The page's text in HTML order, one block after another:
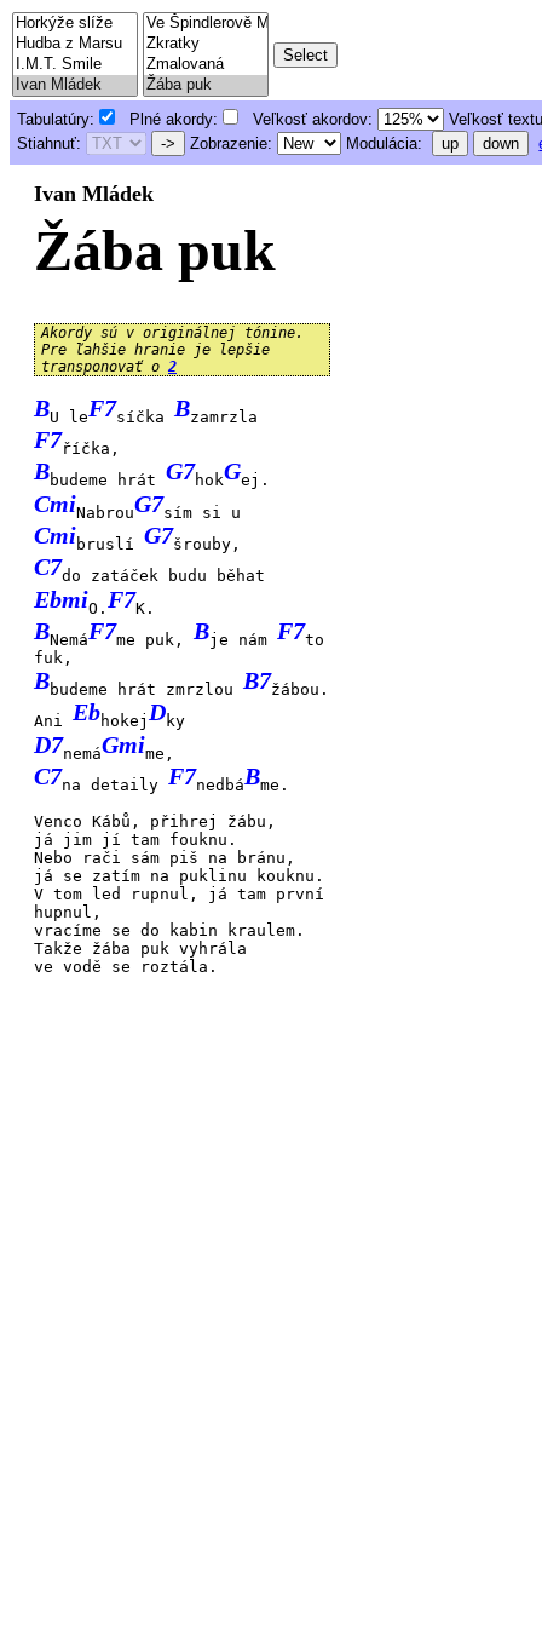
Tabulatúry: Plné akordy: Veľkosť akordov:
Veľkosť
Stiahnuť:
-> Zobrazenie: Modulácia: up down
Ivan Mládek
Žába puk
Akordy sú v originálnej tónine.
Pre ľahšie hranie je lepšie
transponovať o 2
BU leF7síčkaBzamrzla
F7říčka,
Bbudeme hrátG7hokGej.
CmiNabrouG7sím si u
CmibruslíG7šrouby,
C7do zatáček budu běhat
EbmiO.F7K.
BNemáF7me puk,Bje námF7to
fuk,
Bbudeme hrát zmrzlouB7žábou.
Ani EbhokejDky
D7nemáGmime,
C7na detailyF7nedbáBme.
Venco Kábů, přihrej žábu,
já jim jí tam fou knu.
Nebo
rači sám piš na
bránu,
já se zatím na puklinu
kou knu.
V tom led
rupnul, já tam první
hupnul,
vracíme se do kabin
kraulem.
Takže žába puk vyhrá la
ve vodě se
roztá la.